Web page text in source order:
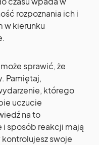
rozpoznania ich i
w kierunku
sprawić, że
Pamiętaj,
którego
uczucie
na to
i sposób reakcji mają
kontrolujesz swoje